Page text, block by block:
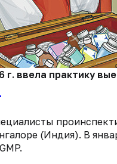
г. ввела практику
(Индия). В